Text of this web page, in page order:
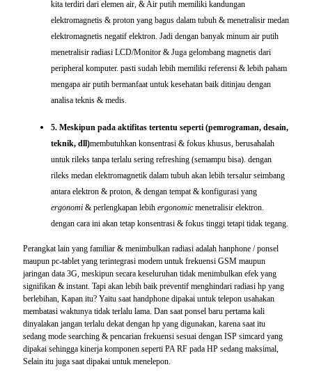
kita terdiri dari elemen air, & Air putih memiliki kandungan
elektromagnetis & proton yang bagus dalam tubuh & menetralisir medan
elektromagnetis negatif elektron. Jadi dengan banyak minum air putih
menetralisir radiasi LCD/Monitor & Juga gelombang magnetis dari
peripheral komputer. pasti sudah lebih memiliki referensi & lebih paham
mengapa air putih bermanfaat untuk kesehatan baik ditinjau dengan
analisa teknis & medis.
5. Meskipun pada aktifitas tertentu seperti (pemrograman, desain,
teknik, dll)membutuhkan konsentrasi & fokus khusus, berusahalah
untuk rileks tanpa terlalu sering refreshing (semampu bisa). dengan
rileks medan elektromagnetik dalam tubuh akan lebih tersalur seimbang
antara elektron & proton, & dengan tempat & konfigurasi yang
ergonomi & perlengkapan lebih ergonomicmenetralisir elektron.
dengan cara ini akan tetap konsentrasi & fokus tinggi tetapi tidak tegang.
Perangkat lain yang familiar & menimbulkan radiasi adalah hanphone / ponsel
maupun pc-tablet yang terintegrasi modem untuk frekuensi GSM maupun
jaringan data 3G, meskipun secara keseluruhan tidak menimbulkan efek yang
signifikan & instant. Tapi akan lebih baik preventif menghindari radiasi hp yang
berlebihan, Kapan itu? Yaitu saat handphone dipakai untuk telepon usahakan
membatasi waktunya tidak terlalu lama. Dan saat ponsel baru pertama kali
dinyalakan jangan terlalu dekat dengan hp yang digunakan, karena saat itu
sedang mode searching & pencarian frekuensi sesuai dengan ISP simcard yang
dipakai sehingga kinerja komponen seperti PA RF pada HP sedang maksimal,
Selain itu juga saat dipakai untuk menelepon.